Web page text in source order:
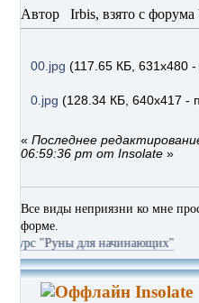
Автор Irbis, взято с
00.jpg (117.65 КБ, 631x480
0.jpg (128.34 КБ, 640x417 -
«Последнее
06:59:36 pm от Insolate »
Все виды неприязни ко мне
форме.
для начинающих"
Insolate